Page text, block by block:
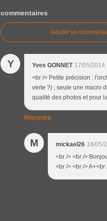
commentaires
Ajouter un
Y Yves GONNET 17/05/2014
<br /> Petite précision :
verte ?) ; seule une macro
qualité des photos et pour
Répondre
M mickael26 18/05/
<br /> <br />
<br /> <br />